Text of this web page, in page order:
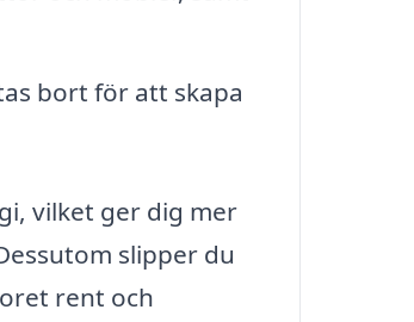
bort för att skapa
vilket ger dig mer
slipper du
rent och